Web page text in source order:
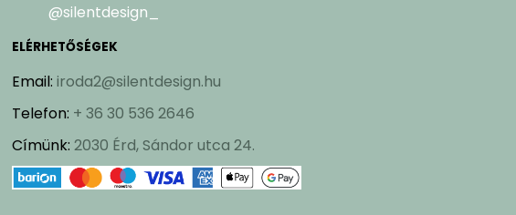
@silentdesign_
ELÉRHETŐSÉGEK
Email: iroda2@silentdesign.hu
Telefon: + 36 30 536 2646
Címünk: 2030 Érd, Sándor utca 24.